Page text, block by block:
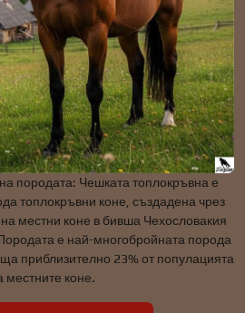
породата: Чешката топлокръвна е
топлокръвни коне, създадена чрез
местни коне в бивша Чехословакия
е най-многобройната порода
приблизително 23% от популацията
местните коне.